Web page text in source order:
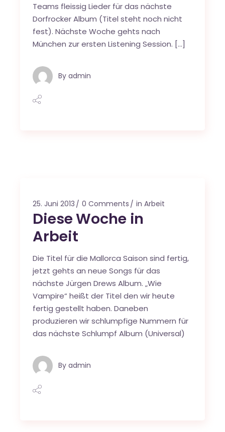
Teams fleissig Lieder für das nächste
Dorfrocker Album (Titel steht noch nicht
fest). Nächste Woche gehts nach
München zur ersten Listening Session. […]
By admin
25. Juni 2013 0 Comments in Arbeit
Diese Woche in
Arbeit
Die Titel für die Mallorca Saison sind fertig,
jetzt gehts an neue Songs für das
nächste Jürgen Drews Album. „Wie
Vampire“ heißt der Titel den wir heute
fertig gestellt haben. Daneben
produzieren wir schlumpfige Nummern für
das nächste Schlumpf Album (Universal)
By admin